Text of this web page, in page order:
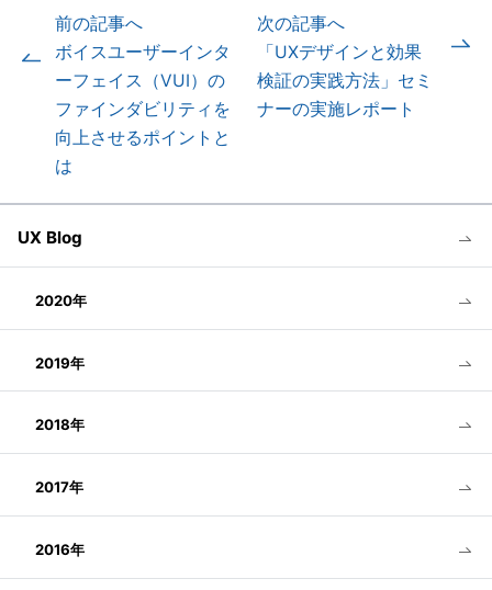
前の記事へ
ボイスユーザーインタ
ーフェイス（VUI）の
ファインダビリティを
向上させるポイントと
は
次の記事へ
「UXデザインと効果
検証の実践方法」セミ
ナーの実施レポート
UX Blog
2020年
2019年
2018年
2017年
2016年